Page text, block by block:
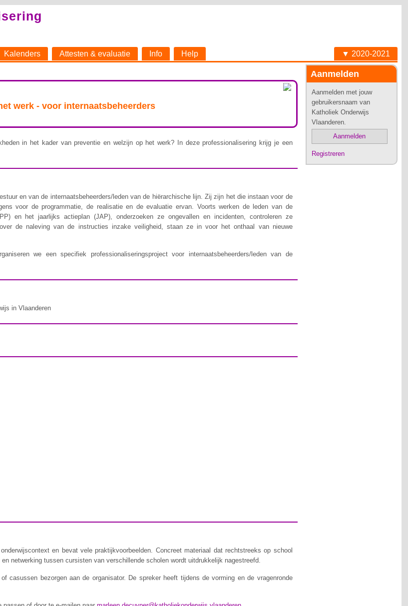
Kalenders Attesten & evaluatie Info Help ▼ 2020-2021
Aanmelden
Aanmelden met jouw
gebruikersnaam van
Katholiek Onderwijs
Vlaanderen.
Aanmelden
Registreren
werk - voor internaatsbeheerders
in het kader van preventie en welzijn op het werk? In deze professionalisering krijg je een
en van de internaatsbeheerders/leden van de hiërarchische lijn. Zij zijn het die instaan voor de
voor de programmatie, de realisatie en de evaluatie ervan. Voorts werken de leden van de
en het jaarlijks actieplan (JAP), onderzoeken ze ongevallen en incidenten, controleren ze
de naleving van de instructies inzake veiligheid, staan ze in voor het onthaal van nieuwe
we een specifiek professionaliseringsproject voor internaatsbeheerders/leden van de
in Vlaanderen
en bevat vele praktijkvoorbeelden. Concreet materiaal dat rechtstreeks op school
netwerking tussen cursisten van verschillende scholen wordt uitdrukkelijk nagestreefd.
casussen bezorgen aan de organisator. De spreker heeft tijdens de vorming en de vragenronde